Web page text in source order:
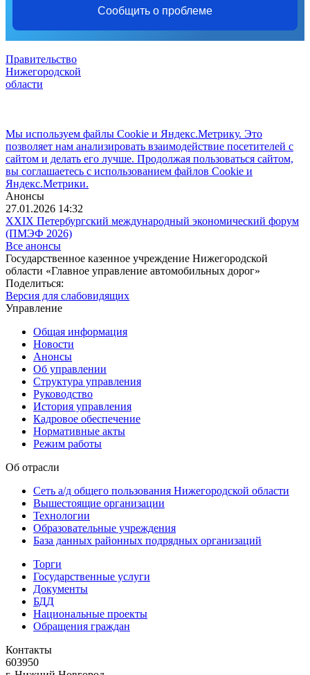
Сообщить о проблеме
Правительство
Нижегородской
области
Мы используем файлы Cookie и Яндекс.Метрику. Это
позволяет нам анализировать взаимодействие посетителей с
сайтом и делать его лучше. Продолжая пользоваться сайтом,
вы соглашаетесь с использованием файлов Cookie и
Яндекс.Метрики.
Анонсы
27.01.2026 14:32
XXIX Петербургский международный экономический форум
(ПМЭФ 2026)
Все анонсы
Государственное казенное учреждение Нижегородской
области «Главное управление автомобильных дорог»
Поделиться:
Версия для слабовидящих
Управление
Общая информация
Новости
Анонсы
Об управлении
Структура управления
Руководство
История управления
Кадровое обеспечение
Нормативные акты
Режим работы
Об отрасли
Сеть а/д общего пользования Нижегородской области
Вышестоящие организации
Технологии
Образовательные учреждения
База данных районных подрядных организаций
Торги
Государственные услуги
Документы
БДД
Национальные проекты
Обращения граждан
Контакты
603950